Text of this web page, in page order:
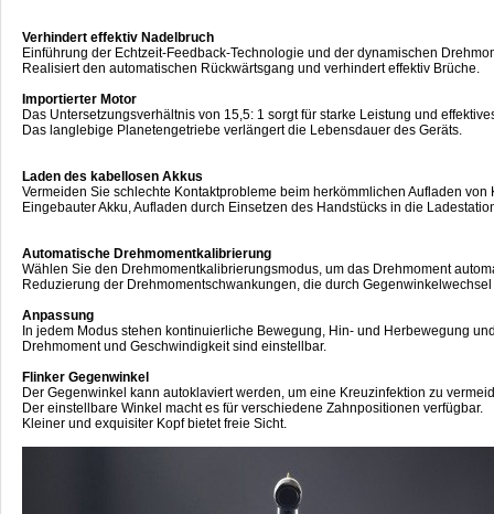
Verhindert effektiv Nadelbruch
Einführung der Echtzeit-Feedback-Technologie und der dynamischen
Realisiert den automatischen Rückwärtsgang und verhindert effektiv Brüche.
Importierter Motor
Das Untersetzungsverhältnis von 15,5: 1 sorgt für starke Leistung und
Das langlebige Planetengetriebe verlängert die Lebensdauer des Geräts.
Laden des kabellosen Akkus
Vermeiden Sie schlechte Kontaktprobleme beim herkömmlichen Aufladen von
Eingebauter Akku, Aufladen durch Einsetzen des Handstücks in die
Automatische Drehmomentkalibrierung
Wählen Sie den Drehmomentkalibrierungsmodus, um das Drehmoment
Reduzierung der Drehmomentschwankungen, die durch
Anpassung
In jedem Modus stehen kontinuierliche Bewegung, Hin- und Herbewegung
Drehmoment und Geschwindigkeit sind einstellbar.
Flinker Gegenwinkel
Der Gegenwinkel kann autoklaviert werden, um eine Kreuzinfektion zu
Der einstellbare Winkel macht es für verschiedene Zahnpositionen verfügbar.
Kleiner und exquisiter Kopf bietet freie Sicht.